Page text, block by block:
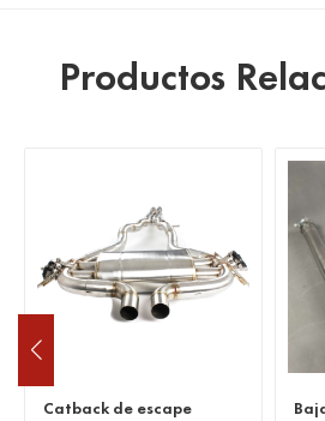
Productos
Bajante de escape